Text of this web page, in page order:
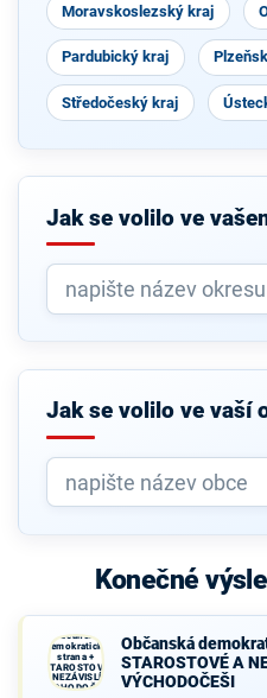
Moravskoslezský kraj
Pardubický kraj
Středočeský kraj
Jak se volilo ve
Jak se volilo ve vaší
Konečné
Občanská
demokratická
strana +
STAROSTOVÉ
A NEZÁVISLÍ a
VÝCHODOČEŠI
Občanská
STAROSTOVÉ A
VÝCHODOČEŠI